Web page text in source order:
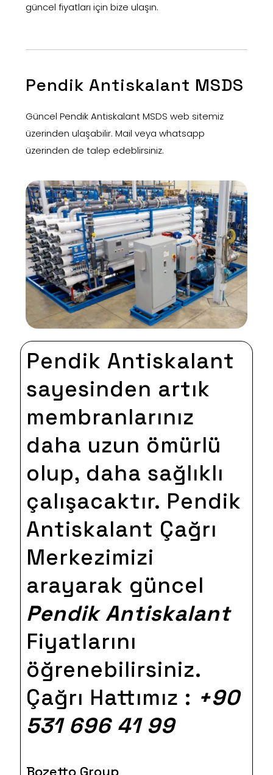
güncel fiyatları için bize ulaşın.
Pendik Antiskalant MSDS
Güncel Pendik Antiskalant MSDS web sitemiz
üzerinden ulaşabilir. Mail veya whatsapp
üzerinden de talep edeblirsiniz.
Pendik Antiskalant
sayesinden artık
membranlarınız
daha uzun ömürlü
olup, daha sağlıklı
çalışacaktır. Pendik
Antiskalant Çağrı
Merkezimizi
arayarak güncel
Pendik Antiskalant
Fiyatlarını
öğrenebilirsiniz.
Çağrı Hattımız : +90
531 696 41 99
Bozetto Group